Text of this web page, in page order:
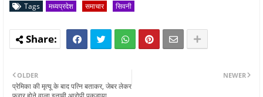
Tags मध्यप्रदेश समाचार सिवनी
NEWER
OLDER
प्रेमिका की मृत्यू के बाद पत्नि बताकर, जेबर लेकर